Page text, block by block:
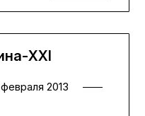
XXI
февраля 2013